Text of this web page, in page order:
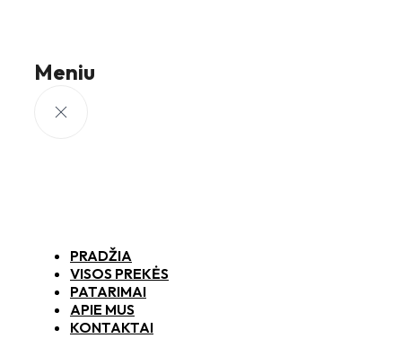
Meniu
PRADŽIA
VISOS PREKĖS
PATARIMAI
APIE MUS
KONTAKTAI